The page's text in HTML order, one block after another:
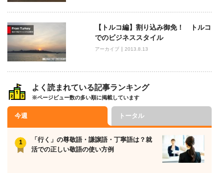
【トルコ編】割り込み御免！ トルコ
でのビジネススタイル
アーカイブ 2013.8.13
よく読まれている記事ランキング
※ページビュー数の多い順に掲載しています
今週 トータル
「行く」の尊敬語・謙譲語・丁寧語は？就
活での正しい敬語の使い方例